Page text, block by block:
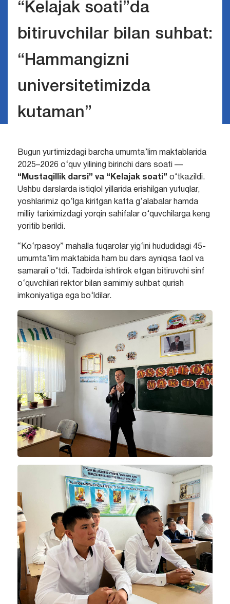
“Kelajak soati”da
bitiruvchilar bilan suhbat:
“Hammangizni
universitetimizda
kutaman”
Bugun yurtimizdagi barcha umumta’lim maktablarida
2025–2026 o‘quv yilining birinchi dars soati —
“Mustaqillik darsi” va “Kelajak soati” o‘tkazildi.
Ushbu darslarda istiqlol yillarida erishilgan yutuqlar,
yoshlarimiz qo‘lga kiritgan katta g‘alabalar hamda
milliy tariximizdagi yorqin sahifalar o‘quvchilarga keng
yoritib berildi.
“Ko‘rpasoy” mahalla fuqarolar yig‘ini hududidagi 45-
umumta’lim maktabida ham bu dars ayniqsa faol va
samarali o‘tdi. Tadbirda ishtirok etgan bitiruvchi sinf
o‘quvchilari rektor bilan samimiy suhbat qurish
imkoniyatiga ega bo‘ldilar.